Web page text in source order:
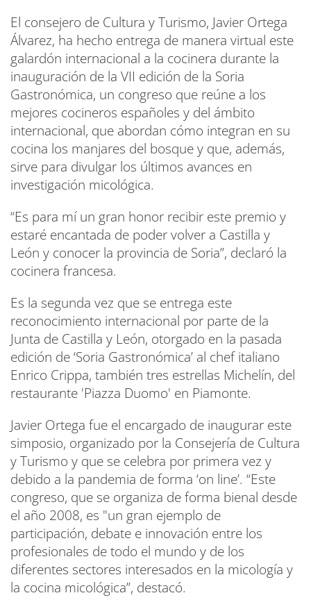
El consejero de Cultura y Turismo, Javier Ortega
Álvarez, ha hecho entrega de manera virtual este
galardón internacional a la cocinera durante la
inauguración de la VII edición de la Soria
Gastronómica, un congreso que reúne a los
mejores cocineros españoles y del ámbito
internacional, que abordan cómo integran en su
cocina los manjares del bosque y que, además,
sirve para divulgar los últimos avances en
investigación micológica.
“Es para mí un gran honor recibir este premio y
estaré encantada de poder volver a Castilla y
León y conocer la provincia de Soria”, declaró la
cocinera francesa.
Es la segunda vez que se entrega este
reconocimiento internacional por parte de la
Junta de Castilla y León, otorgado en la pasada
edición de ‘Soria Gastronómica’ al chef italiano
Enrico Crippa, también tres estrellas Michelín, del
restaurante 'Piazza Duomo' en Piamonte.
Javier Ortega fue el encargado de inaugurar este
simposio, organizado por la Consejería de Cultura
y Turismo y que se celebra por primera vez y
debido a la pandemia de forma ‘on line’. “Este
congreso, que se organiza de forma bienal desde
el año 2008, es "un gran ejemplo de
participación, debate e innovación entre los
profesionales de todo el mundo y de los
diferentes sectores interesados en la micología y
la cocina micológica”, destacó.